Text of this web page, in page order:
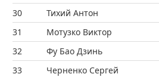
30
Тихий Антон
31
Мотузко Виктор
32
Фу Бао Дзинь
33
Черненко Сергей